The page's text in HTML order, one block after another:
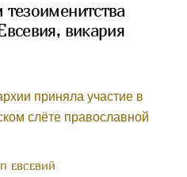
викария
ЕВСЕВИЙ